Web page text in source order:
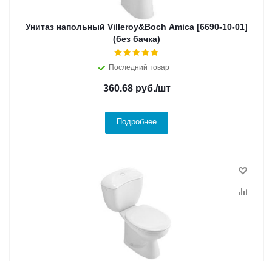
Унитаз напольный Villeroy&Boch Amica [6690-10-01]
(без бачка)
Последний товар
360.68руб./шт
Подробнее